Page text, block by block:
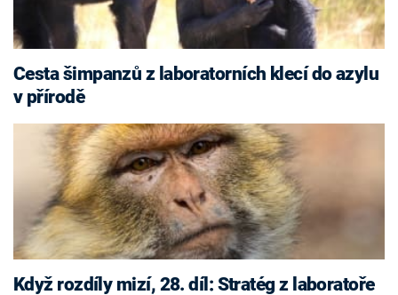
Cesta šimpanzů z laboratorních klecí do azylu
v přírodě
Když rozdíly mizí, 28. díl: Stratég z laboratoře